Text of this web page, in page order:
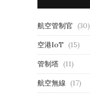
航空管制官 (30)
空港IoT (15)
管制塔 (11)
航空無線 (17)